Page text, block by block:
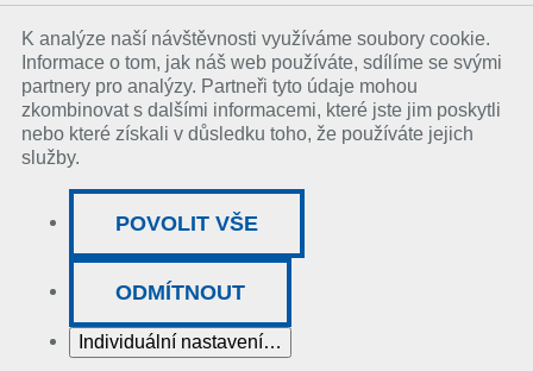
© 2026. All Rights Reserved EMBA spol. s r.o.
Cookies
K analýze naší návštěvnosti využíváme soubory cookie.
Informace o tom, jak náš web používáte, sdílíme se svými
partnery pro analýzy. Partneři tyto údaje mohou
zkombinovat s dalšími informacemi, které jste jim poskytli
nebo které získali v důsledku toho, že používáte jejich
služby.
POVOLIT VŠE
ODMÍTNOUT
Individuální nastavení…